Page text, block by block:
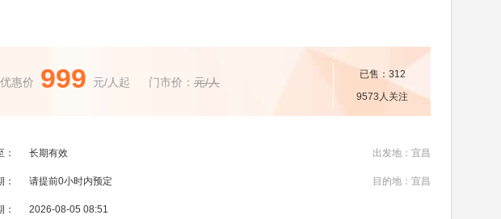
优惠价 999 元/人起 门市价： 元/人
已售：312
9573人关注
长期有效 出发地：宜昌
请提前0小时内预定 目的地：宜昌
2026-08-05 08:51